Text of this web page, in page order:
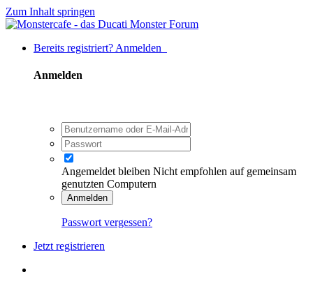
Zum Inhalt springen
Bereits registriert? Anmelden
Anmelden
Angemeldet bleiben Nicht empfohlen auf gemeinsam
genutzten Computern
Anmelden
Passwort vergessen?
Jetzt registrieren